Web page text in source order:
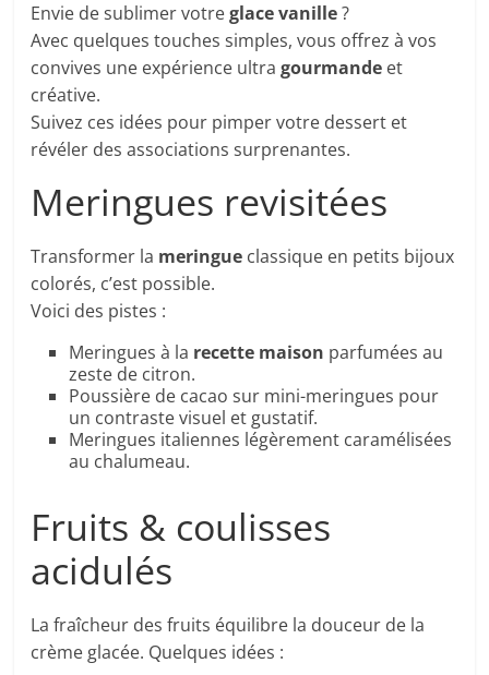
Envie de sublimer votreglace vanille?
Avec quelques touches simples, vous offrez à vos
convives une expérience ultragourmande et
créative.
Suivez ces idées pour pimper votre dessert et
révéler des associations surprenantes.
Meringues revisitées
Transformer la meringue classique en petits bijoux
colorés, c’est possible.
Voici des pistes :
Meringues à la recette maison parfumées au
zeste de citron.
Poussière de cacao sur mini-meringues pour
un contraste visuel et gustatif.
Meringues italiennes légèrement caramélisées
au chalumeau.
Fruits & coulisses
acidulés
La fraîcheur des fruits équilibre la douceur de la
crème glacée. Quelques idées :